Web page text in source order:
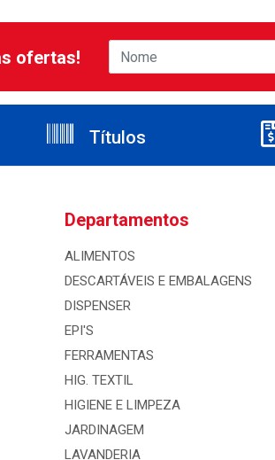
ofertas!
Títulos
Departamentos
ALIMENTOS
DESCARTÁVEIS E EMBALAGENS
DISPENSER
EPI'S
FERRAMENTAS
HIG. TEXTIL
HIGIENE E LIMPEZA
JARDINAGEM
LAVANDERIA